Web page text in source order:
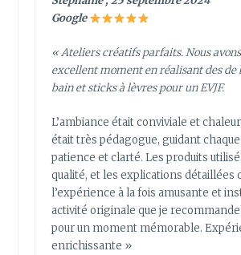
Google
« Ateliers créatifs parfaits. Nous
excellent moment en réalisant des de
bain et sticks à lèvres pour un EVJF.
L’ambiance était conviviale et
était très pédagogue, guidant
patience et clarté. Les produits
qualité, et les explications détaillées
l’expérience à la fois amusante et
activité originale que je
pour un moment mémorable.
enrichissante »